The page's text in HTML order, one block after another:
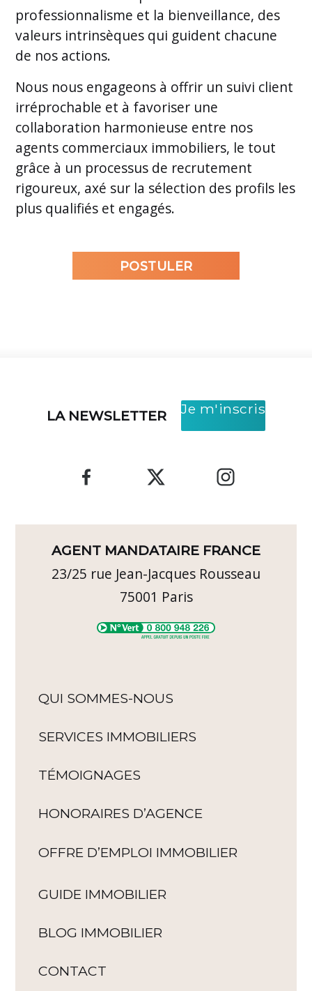
professionnalisme et la bienveillance, des
valeurs intrinsèques qui guident chacune
de nos actions.
Nous nous engageons à offrir un suivi client
irréprochable et à favoriser une
collaboration harmonieuse entre nos
agents commerciaux immobiliers, le tout
grâce à un processus de recrutement
rigoureux, axé sur la sélection des profils les
plus qualifiés et engagés.
POSTULER
LA NEWSLETTER Je m'inscris
AGENT MANDATAIRE FRANCE
23/25 rue Jean-Jacques Rousseau
75001 Paris
QUI SOMMES-NOUS
SERVICES IMMOBILIERS
TÉMOIGNAGES
HONORAIRES D’AGENCE
OFFRE D’EMPLOI IMMOBILIER
GUIDE IMMOBILIER
BLOG IMMOBILIER
CONTACT